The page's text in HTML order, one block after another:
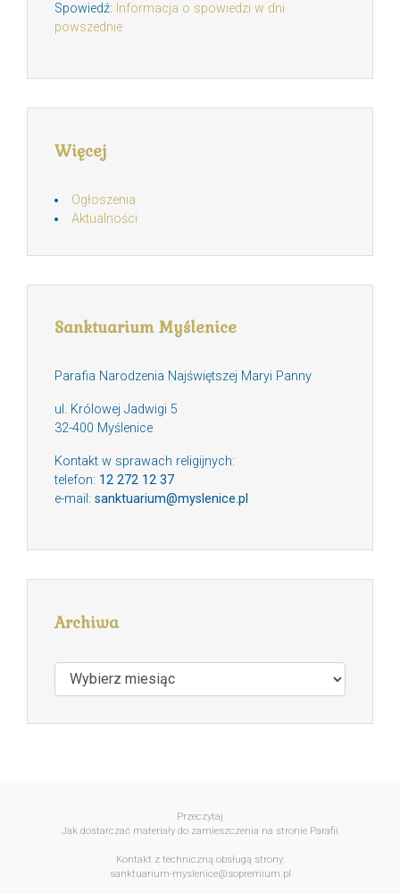
Spowiedź: Informacja o spowiedzi w dni
powszednie
Więcej
Ogłoszenia
Aktualności
Sanktuarium Myślenice
Parafia Narodzenia Najświętszej Maryi Panny
ul. Królowej Jadwigi 5
32-400 Myślenice
Kontakt w sprawach religijnych:
telefon: 12 272 12 37
e-mail: sanktuarium@myslenice.pl
Archiwa
Archiwa
Przeczytaj
Jak dostarczać materiały do zamieszczenia na stronie Parafii
Kontakt z techniczną obsługą strony:
sanktuarium-myslenice@sopremium.pl